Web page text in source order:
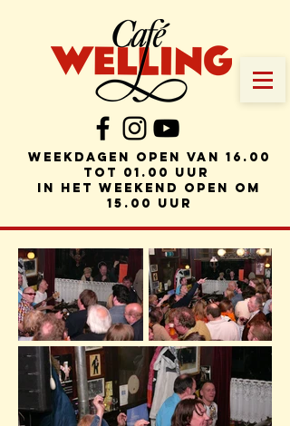
weekdagen Open van 16.00
tot 01.00 uur
in het weekend open om
15.00 uur